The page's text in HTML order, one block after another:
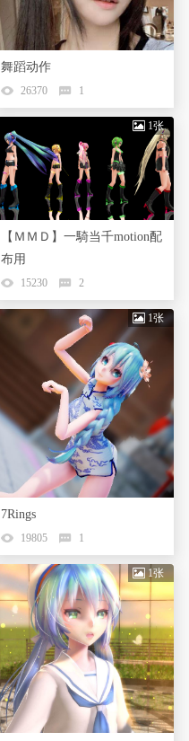
舞蹈动作
26370 1
1张
【ＭＭＤ】一騎当千motion配
布用
15230 2
1张
7Rings
19805 1
1张